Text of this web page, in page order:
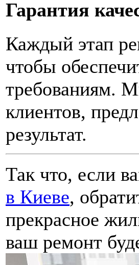
Гарантия
Каждый этап
чтобы
требованиям.
клиентов,
результат.
Так что, если
в Киеве,
прекрасное
ваш ремонт